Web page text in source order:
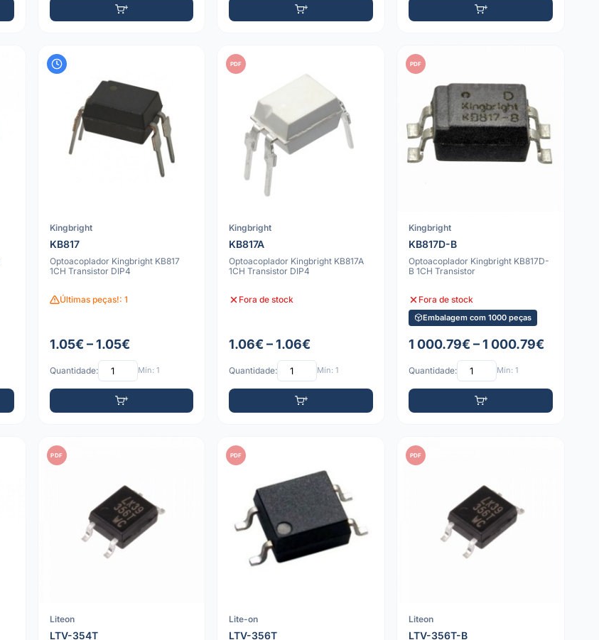
Kingbright
KB817
Optoacoplador Kingbright KB817
1CH Transistor DIP4
Últimas peças!: 1
1.05€ – 1.05€
Quantidade: Mín: 1
PDF
Kingbright
KB817A
Optoacoplador Kingbright KB817A
1CH Transistor DIP4
Fora de stock
1.06€ – 1.06€
Quantidade: Mín: 1
PDF
Kingbright
KB817D-B
Optoacoplador Kingbright KB817D-
B 1CH Transistor
Fora de stock
Embalagem com 1000 peças
1 000.79€ – 1 000.79€
Quantidade: Mín: 1
PDF
Liteon
LTV-354T
PDF
Lite-on
LTV-356T
PDF
Liteon
LTV-356T-B